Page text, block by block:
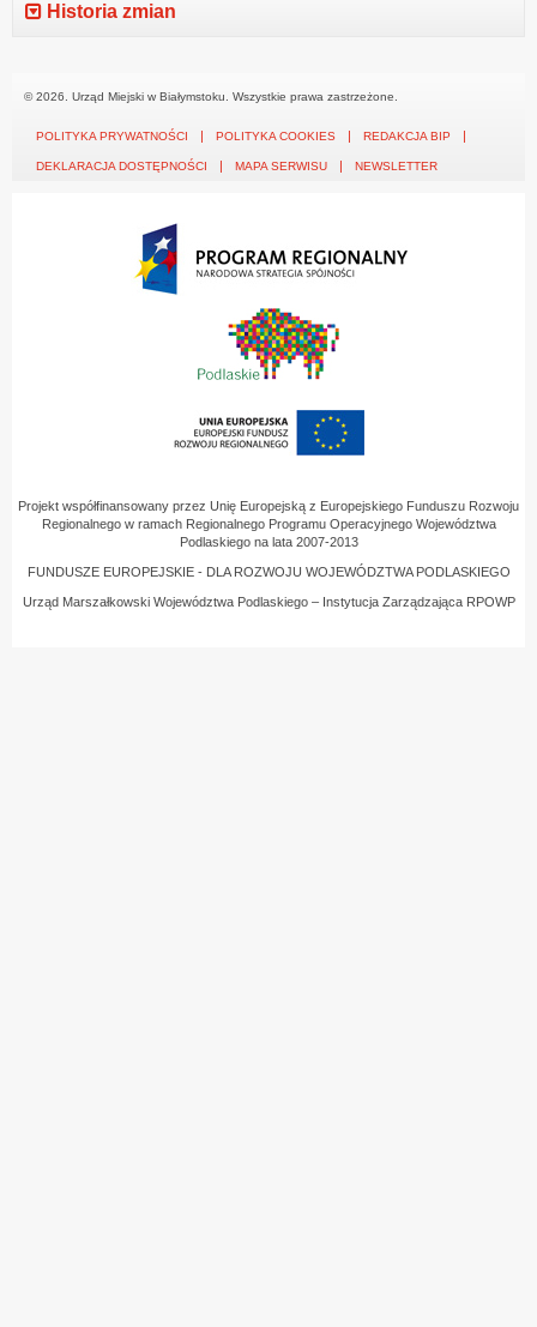
Historia zmian
© 2026. Urząd Miejski w Białymstoku. Wszystkie prawa zastrzeżone.
POLITYKA PRYWATNOŚCI POLITYKA COOKIES REDAKCJA BIP
DEKLARACJA DOSTĘPNOŚCI MAPA SERWISU NEWSLETTER
Projekt współfinansowany przez Unię Europejską z Europejskiego Funduszu Rozwoju
Regionalnego w ramach Regionalnego Programu Operacyjnego Województwa
Podlaskiego na lata 2007-2013
FUNDUSZE EUROPEJSKIE - DLA ROZWOJU WOJEWÓDZTWA PODLASKIEGO
Urząd Marszałkowski Województwa Podlaskiego – Instytucja Zarządzająca RPOWP